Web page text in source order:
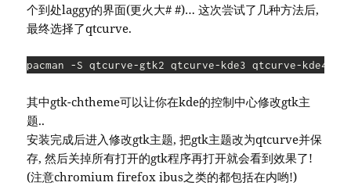
个到处laggy的界面(更火大# #)… 这次尝试了几种方法后,
最终选择了qtcurve.
pacman -S qtcurve-gtk2 qtcurve-kde3 qtcurve-kde4
其中gtk-chtheme可以让你在kde的控制中心修改gtk主
题..
安装完成后进入修改gtk主题, 把gtk主题改为qtcurve并保
存, 然后关掉所有打开的gtk程序再打开就会看到效果了!
(注意chromium firefox ibus之类的都包括在内哟!)